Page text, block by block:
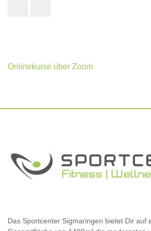
Onlinekurse über Zoom
Das Sportcenter Sigmaringen bietet Dir auf